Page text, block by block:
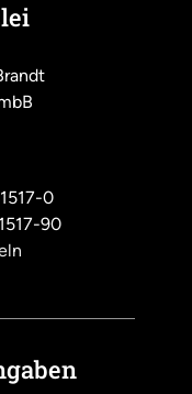
0
90